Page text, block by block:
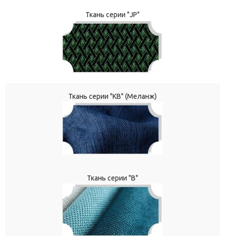
Ткань серии "JP"
Ткань серии "КВ" (Меланж)
Ткань серии "В"